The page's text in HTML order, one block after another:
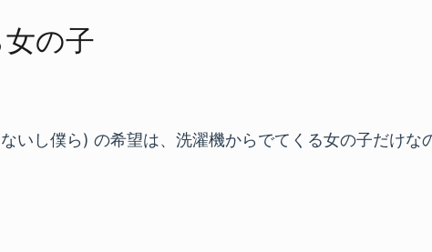
の​子
いし僕ら) の希望は、洗濯機からでてくる女の子だけな